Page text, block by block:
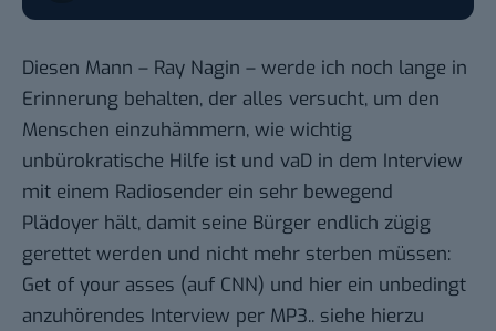
Diesen Mann – Ray Nagin – werde ich noch lange in
Erinnerung behalten, der alles versucht, um den
Menschen einzuhämmern, wie wichtig
unbürokratische Hilfe ist und vaD in dem Interview
mit einem Radiosender ein sehr bewegend
Plädoyer hält, damit seine Bürger endlich zügig
gerettet werden und nicht mehr sterben müssen:
Get of your asses (auf CNN) und hier ein unbedingt
anzuhörendes Interview per MP3.. siehe hierzu